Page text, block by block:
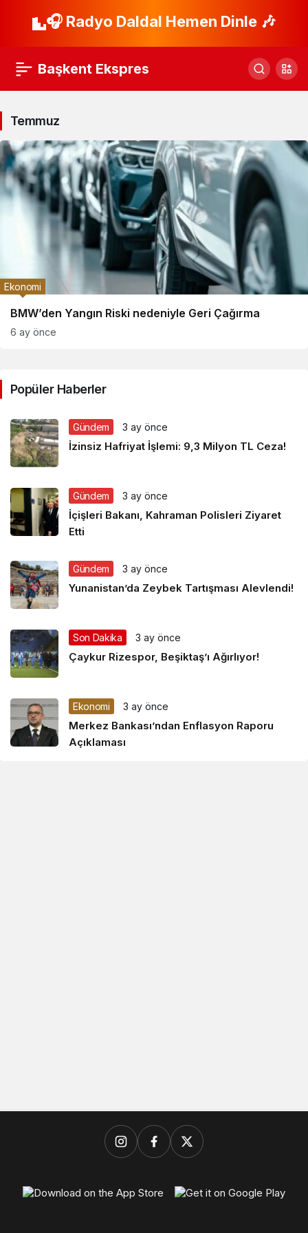
🎧 Radyo Daldal Hemen Dinle 🎶
Başkent Ekspres
Temmuz
BMW’den Yangın Riski nedeniyle Geri Çağırma
Ekonomi
6 ay önce
Popüler Haberler
Gündem 3 ay önce
İzinsiz Hafriyat İşlemi: 9,3 Milyon TL Ceza!
Gündem 3 ay önce
İçişleri Bakanı, Kahraman Polisleri Ziyaret
Etti
Gündem 3 ay önce
Yunanistan’da Zeybek Tartışması Alevlendi!
Son Dakika 3 ay önce
Çaykur Rizespor, Beşiktaş’ı Ağırlıyor!
Ekonomi 3 ay önce
Merkez Bankası’ndan Enflasyon Raporu
Açıklaması